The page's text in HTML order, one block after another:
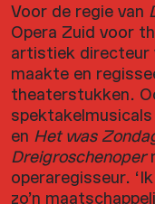
Voor de regie van
Opera Zuid voor
artistiek directeur
maakte en
theaterstukken.
spektakelmusicals
en Het was
Dreigroschenoper
operaregisseur.
zo’n